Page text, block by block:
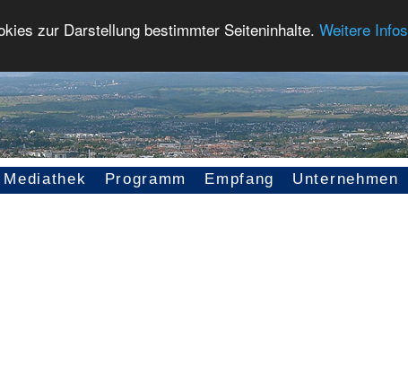
zur Darstellung bestimmter Seiteninhalte. Weitere Infos
Mediathek Programm Empfang Unternehmen